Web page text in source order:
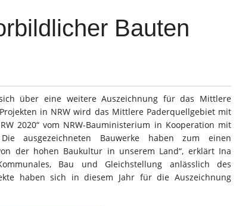
Bauten
über eine weitere Auszeichnung für das Mittlere
in NRW wird das Mittlere Paderquellgebiet mit
2020“ vom NRW-Bauministerium in Kooperation mit
ausgezeichneten Bauwerke haben zum einen
der hohen Baukultur in unserem Land“, erklärt Ina
Bau und Gleichstellung anlässlich des
haben sich in diesem Jahr für die Auszeichnung